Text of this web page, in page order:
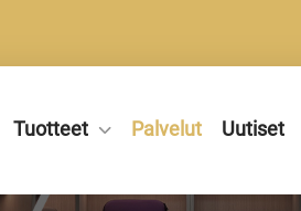
Tuotteet Palvelut Uutiset